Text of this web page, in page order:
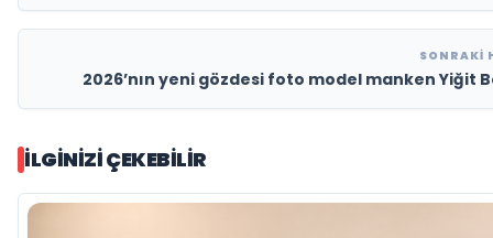
SONRAKI
2026’nın yeni gözdesi foto model manken Yiğit
İLGINIZI ÇEKEBILIR